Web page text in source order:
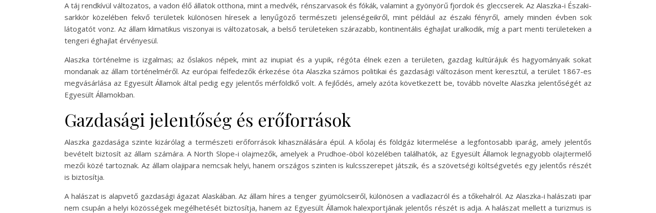
A táj rendkívül változatos, a vadon élő állatok otthona, mint a medvék, rénszarvasok és fókák, valamint a gyönyörű fjordok és gleccserek. Az Alaszka-i Északi-
sarkkör közelében fekvő területek különösen híresek a lenyűgöző természeti jelenségeikről, mint például az északi fényről, amely minden évben sok
látogatót vonz. Az állam klimatikus viszonyai is változatosak, a belső területeken szárazabb, kontinentális éghajlat uralkodik, míg a part menti területeken a
tengeri éghajlat érvényesül.
Alaszka történelme is izgalmas; az őslakos népek, mint az inupiat és a yupik, régóta élnek ezen a területen, gazdag kultúrájuk és hagyományaik sokat
mondanak az állam történelméről. Az európai felfedezők érkezése óta Alaszka számos politikai és gazdasági változáson ment keresztül, a terület 1867-es
megvásárlása az Egyesült Államok által pedig egy jelentős mérföldkő volt. A fejlődés, amely azóta következett be, tovább növelte Alaszka jelentőségét az
Egyesült Államokban.
Gazdasági jelentőség és erőforrások
Alaszka gazdasága szinte kizárólag a természeti erőforrások kihasználására épül. A kőolaj és földgáz kitermelése a legfontosabb iparág, amely jelentős
bevételt biztosít az állam számára. A North Slope-i olajmezők, amelyek a Prudhoe-öböl közelében találhatók, az Egyesült Államok legnagyobb olajtermelő
mezői közé tartoznak. Az állam olajipara nemcsak helyi, hanem országos szinten is kulcsszerepet játszik, és a szövetségi költségvetés egy jelentős részét
is biztosítja.
A halászat is alapvető gazdasági ágazat Alaskában. Az állam híres a tenger gyümölcseiről, különösen a vadlazacról és a tőkehalról. Az Alaszka-i halászati ipar
nem csupán a helyi közösségek megélhetését biztosítja, hanem az Egyesült Államok halexportjának jelentős részét is adja. A halászat mellett a turizmus is